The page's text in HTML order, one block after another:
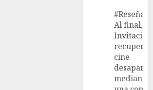
#Reseña
Al final,
recupera
cine
mediante